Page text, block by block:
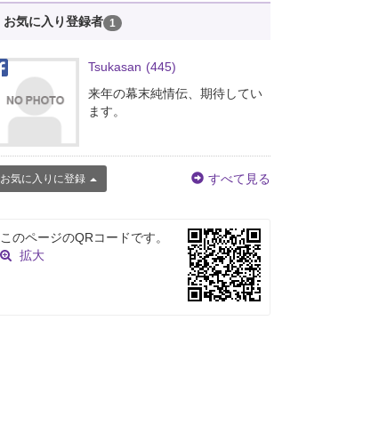
お気に入り登録者 1
Tsukasan (445)
来年の幕末純情伝、期待してい
ます。
お気に入りに登録 すべて見る
このページのQRコードです。
拡大